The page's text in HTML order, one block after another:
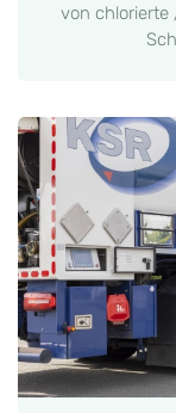
von chlorierte